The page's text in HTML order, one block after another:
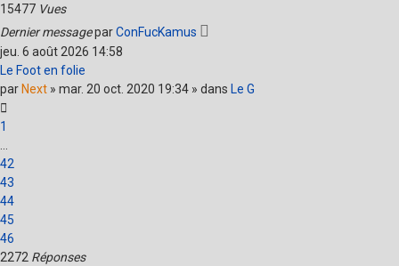
15477 Vues
Dernier messageparConFucKamus
jeu. 6 août 2026 14:58
Le Foot en folie
par Next » mar. 20 oct. 2020 19:34 » dans Le G
1
42
43
44
45
46
2272 Réponses